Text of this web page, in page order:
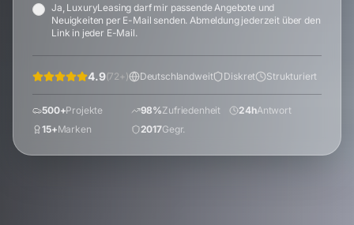
Ja, LuxuryLeasing darf mir passende Angebote und
Neuigkeiten per E-Mail senden. Abmeldung jederzeit über den
Link in jeder E-Mail.
4.9(72+) Deutschlandweit Diskret Strukturiert
500+Projekte 98%Zufriedenheit 24hAntwort
15+Marken 2017Gegr.